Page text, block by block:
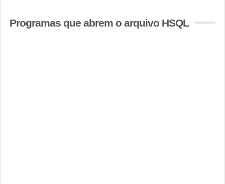
Programas que abrem o arquivo HSQL